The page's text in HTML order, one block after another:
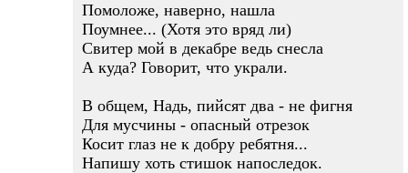
Помоложе, наверно, нашла
Поумнее... (Хотя это вряд ли)
Свитер мой в декабре ведь снесла
А куда? Говорит, что украли.
В общем, Надь, пийсят два - не фигня
Для мусчины - опасный отрезок
Косит глаз не к добру ребятня...
Напишу хоть стишок напоследок.